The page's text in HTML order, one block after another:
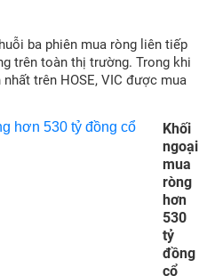
ba phiên mua ròng liên tiếp
trên toàn thị trường. Trong khi
trên HOSE, VIC được mua
Khối
ngoại
mua
ròng
hơn
530
tỷ
đồng
cổ